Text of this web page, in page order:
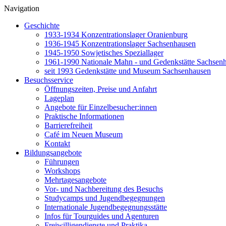
Navigation
Geschichte
1933-1934 Konzentrationslager Oranienburg
1936-1945 Konzentrationslager Sachsenhausen
1945-1950 Sowjetisches Speziallager
1961-1990 Nationale Mahn - und Gedenkstätte
seit 1993 Gedenkstätte und Museum Sachsenhausen
Besuchsservice
Öffnungszeiten, Preise und Anfahrt
Lageplan
Angebote für Einzelbesucher:innen
Praktische Informationen
Barrierefreiheit
Café im Neuen Museum
Kontakt
Bildungsangebote
Führungen
Workshops
Mehrtagesangebote
Vor- und Nachbereitung des Besuchs
Studycamps und Jugendbegegnungen
Internationale Jugendbegegnungsstätte
Infos für Tourguides und Agenturen